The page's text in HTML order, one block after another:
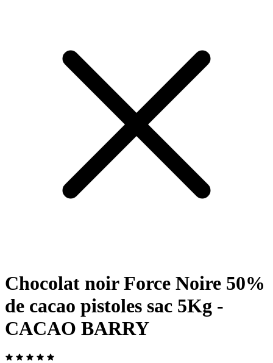
Chocolat noir Force Noire 50%
de cacao pistoles sac 5Kg -
CACAO BARRY